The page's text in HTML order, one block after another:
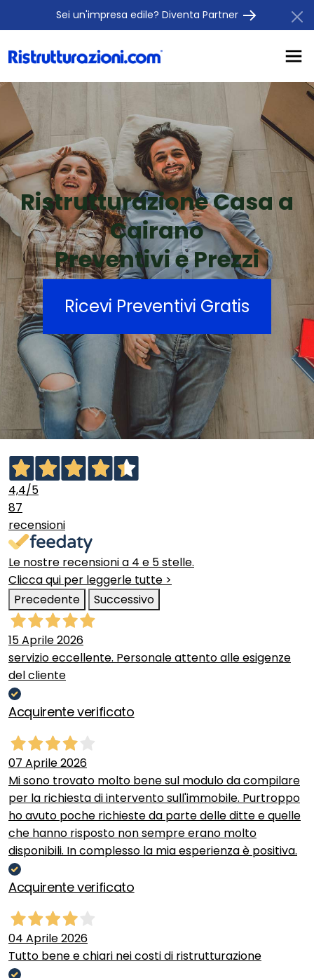
Sei un'impresa edile? Diventa Partner
Ristrutturazione Casa a
Cairano
Preventivi e Prezzi
Ricevi Preventivi Gratis
4,4/5
87
recensioni
Le nostre recensioni a 4 e 5 stelle.
Clicca qui per leggerle tutte >
Precedente
Successivo
15 Aprile 2026
servizio eccellente. Personale attento alle esigenze
del cliente
Acquirente verificato
07 Aprile 2026
Mi sono trovato molto bene sul modulo da compilare
per la richiesta di intervento sull'immobile. Purtroppo
ho avuto poche richieste da parte delle ditte e quelle
che hanno risposto non sempre erano molto
disponibili. In complesso la mia esperienza è positiva.
Acquirente verificato
04 Aprile 2026
Tutto bene e chiari nei costi di ristrutturazione